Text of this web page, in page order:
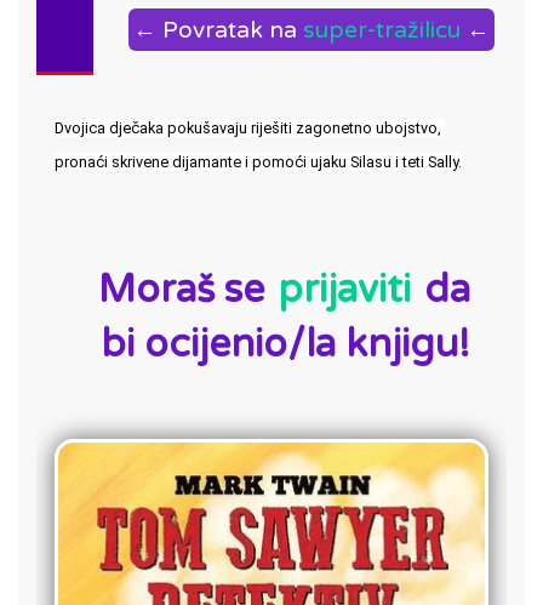
← Povratak na super-tražilicu ←
Dvojica dječaka pokušavaju riješiti zagonetno ubojstvo,
pronaći skrivene dijamante i pomoći ujaku Silasu i teti Sally.
Moraš se prijaviti da
bi ocijenio/la knjigu!